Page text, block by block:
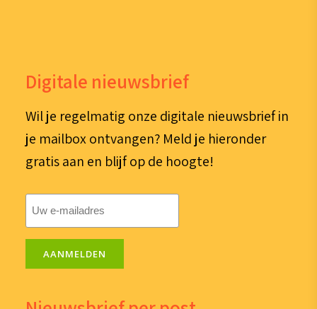
Digitale nieuwsbrief
Wil je regelmatig onze digitale nieuwsbrief in
je mailbox ontvangen? Meld je hieronder
gratis aan en blijf op de hoogte!
mailadres
AANMELDEN